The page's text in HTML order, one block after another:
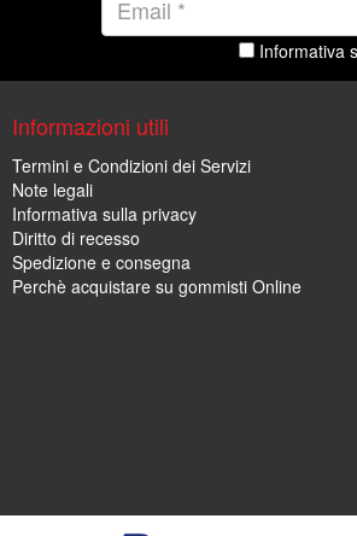
Informativa
Informazioni utili
Termini e Condizioni dei Servizi
Note legali
Informativa sulla privacy
Diritto di recesso
Spedizione e consegna
Perchè acquistare su gommisti Online